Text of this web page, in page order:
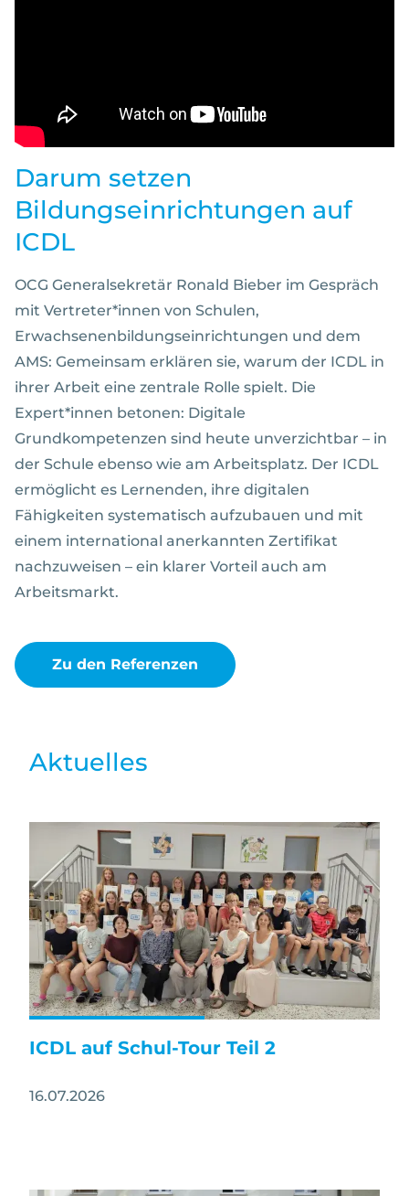
Darum setzen
Bildungseinrichtungen auf
ICDL
OCG Generalsekretär Ronald Bieber im Gespräch
mit Vertreter*innen von Schulen,
Erwachsenenbildungseinrichtungen und dem
AMS: Gemeinsam erklären sie, warum der ICDL in
ihrer Arbeit eine zentrale Rolle spielt. Die
Expert*innen betonen: Digitale
Grundkompetenzen sind heute unverzichtbar – in
der Schule ebenso wie am Arbeitsplatz. Der ICDL
ermöglicht es Lernenden, ihre digitalen
Fähigkeiten systematisch aufzubauen und mit
einem international anerkannten Zertifikat
nachzuweisen – ein klarer Vorteil auch am
Arbeitsmarkt.
Zu den Referenzen
Aktuelles
ICDL auf Schul-Tour Teil 2
16.07.2026